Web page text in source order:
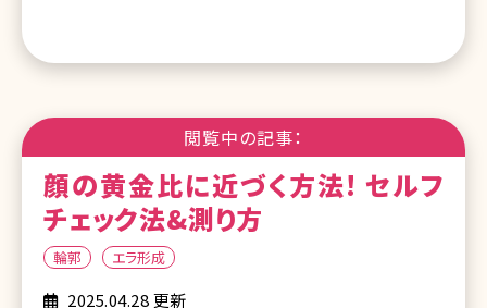
閲覧中の記事：
顔の黄金比に近づく方法! セルフ
チェック法&測り方
輪郭 エラ形成
2025.04.28 更新